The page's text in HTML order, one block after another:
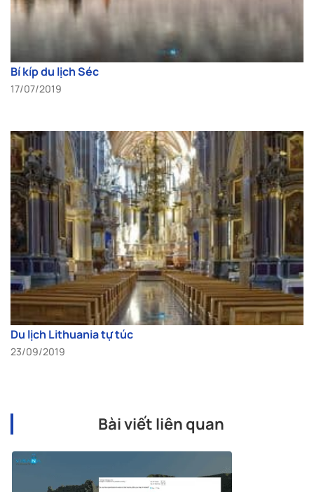
Bí kíp du lịch Séc
17/07/2019
Du lịch Lithuania tự túc
23/09/2019
Bài viết liên quan